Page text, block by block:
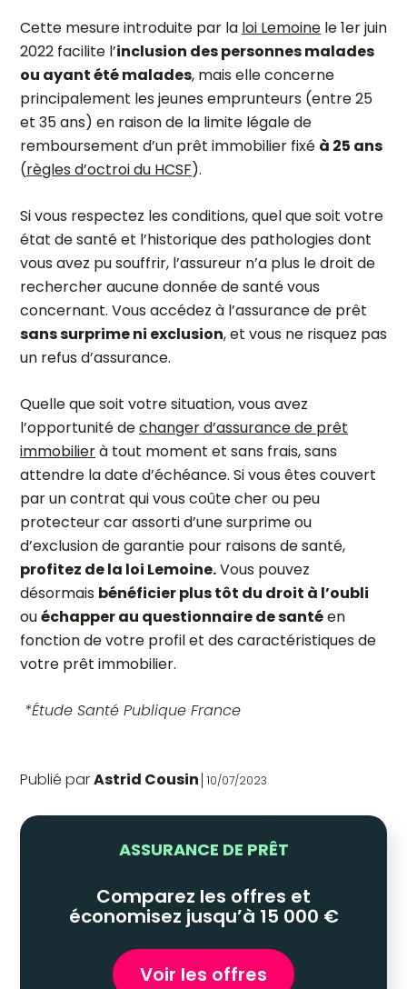
Cette mesure introduite par la loi Lemoine le 1erjuin
2022 facilite l’inclusion des personnes malades
ou ayant été malades, mais elle concerne
principalement les jeunes emprunteurs (entre 25
et 35 ans) en raison de la limite légale de
remboursement d’un prêt immobilier fixé à 25 ans
(règles d’octroi du HCSF).
Si vous respectez les conditions, quel que soit votre
état de santé et l’historique des pathologies dont
vous avez pu souffrir, l’assureur n’a plus le droit de
rechercher aucune donnée de santé vous
concernant. Vous accédez à l’assurance de prêt
sans surprime ni exclusion, et vous ne risquez pas
un refus d’assurance.
Quelle que soit votre situation, vous avez
l’opportunité dechanger d’assurance de prêt
immobilierà tout moment et sans frais, sans
attendre la date d’échéance. Si vous êtes couvert
par un contrat qui vous coûte cher ou peu
protecteur car assorti d’une surprime ou
d’exclusion de garantie pour raisons de santé,
profitez de la loi Lemoine.Vous pouvez
désormais bénéficier plus tôt du droit à l’oubli
ouéchapper au questionnaire de santéen
fonction de votre profil et des caractéristiques de
votre prêt immobilier.
*Étude Santé Publique France
Publié parAstrid Cousin 10/07/2023
ASSURANCE DE PRÊT
Comparez les offres et
économisez jusqu’à 15 000 €
Voir les offres